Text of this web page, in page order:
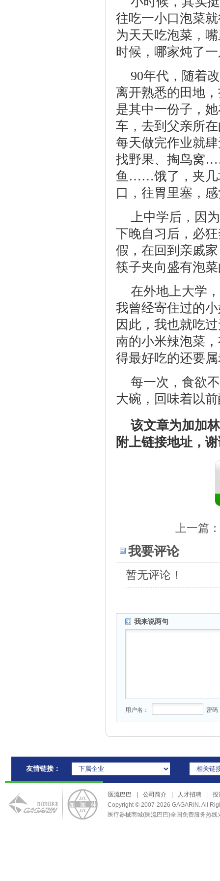
往吃一小口泡菜
为天天吃泡菜，
时候，哪家炖了
90年代，随着
离开熟悉的田地
是其中一份子，
车，去到父亲所
每天做完作业就
找野果、掏鸟窝
鱼……饿了，夹几
口，往胃里塞，
上中学后，因
下晚自习后，必
假，在回到亲戚
筷子夹向盛有泡
在外地上大学
我曾经寄住过的
因此，我也就吃
南的小米辣泡菜
得最好吃的还要
每一次，食欲
大碗，回味着以
该文章为加加
附上链接地址，
上一篇：
我要评论
暂无评论！
我来说两句
用户名： 密码
友情链接：
医流巴巴 公司简介 人才招聘
投
Copyright © 2007-2026 GAGARIN. All
医疗器械商城(医流巴巴)全国免费服务热线: